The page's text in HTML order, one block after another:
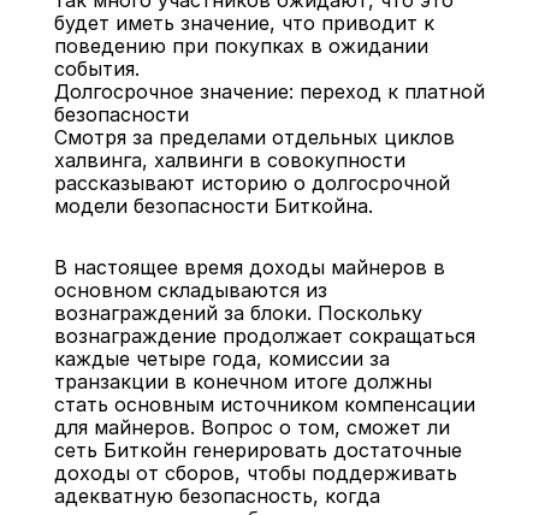
будет иметь значение, что приводит к
поведению при покупках в ожидании
события.
Долгосрочное значение: переход к платной
безопасности
Смотря за пределами отдельных циклов
халвинга, халвинги в совокупности
рассказывают историю о долгосрочной
модели безопасности Биткойна.
В настоящее время доходы майнеров в
основном складываются из
вознаграждений за блоки. Поскольку
вознаграждение продолжает сокращаться
каждые четыре года, комиссии за
транзакции в конечном итоге должны
стать основным источником компенсации
для майнеров. Вопрос о том, сможет ли
сеть Биткойн генерировать достаточные
доходы от сборов, чтобы поддерживать
адекватную безопасность, когда